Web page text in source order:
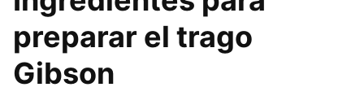
preparar el trago
Gibson